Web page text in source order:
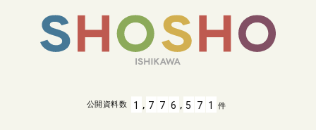
公開資料数 1 , 7 7 6 , 5 7 1 件